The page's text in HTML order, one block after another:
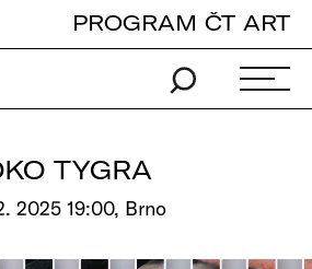
PROGRAM ČT ART
TYGRA
2025 19:00, Brno